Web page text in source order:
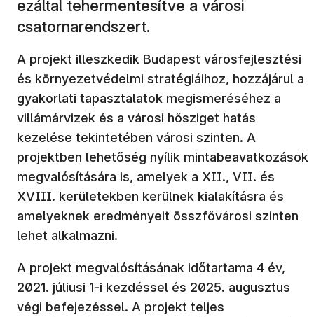
ezáltal tehermentesítve a városi
csatornarendszert.
A projekt illeszkedik Budapest városfejlesztési
és környezetvédelmi stratégiáihoz, hozzájárul a
gyakorlati tapasztalatok megismeréséhez a
villámárvizek és a városi hősziget hatás
kezelése tekintetében városi szinten. A
projektben lehetőség nyílik mintabeavatkozások
megvalósítására is, amelyek a XII., VII. és
XVIII. kerületekben kerülnek kialakításra és
amelyeknek eredményeit összfővárosi szinten
lehet alkalmazni.
A projekt megvalósításának időtartama 4 év,
2021. júliusi 1-i kezdéssel és 2025. augusztus
végi befejezéssel. A projekt teljes